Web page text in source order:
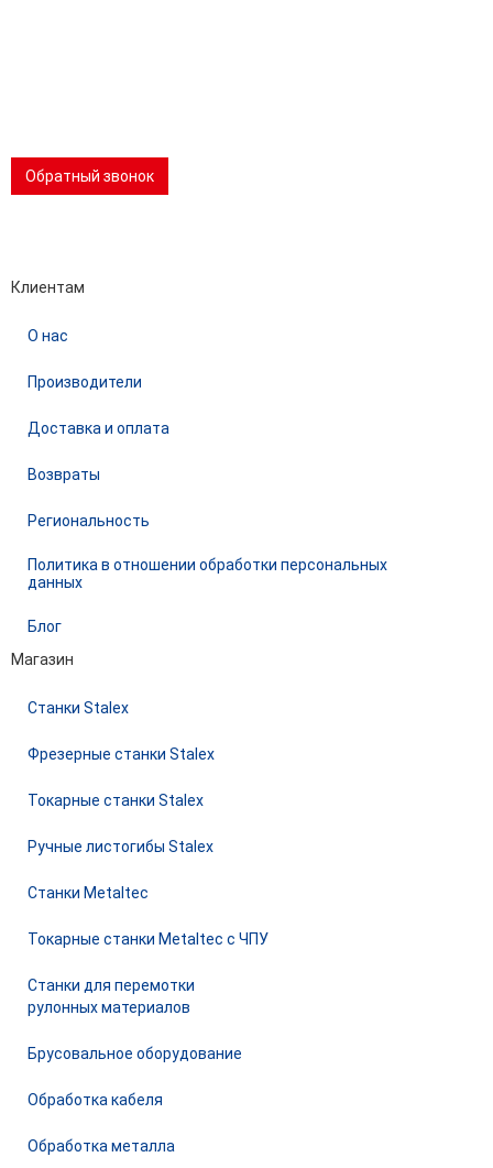
Обратный звонок
Клиентам
О нас
Производители
Доставка и оплата
Возвраты
Региональность
Политика в отношении обработки персональных
данных
Блог
Магазин
Станки Stalex
Фрезерные станки Stalex
Токарные станки Stalex
Ручные листогибы Stalex
Станки Metaltec
Токарные станки Metaltec с ЧПУ
Станки для перемотки
рулонных материалов
Брусовальное оборудование
Обработка кабеля
Обработка металла